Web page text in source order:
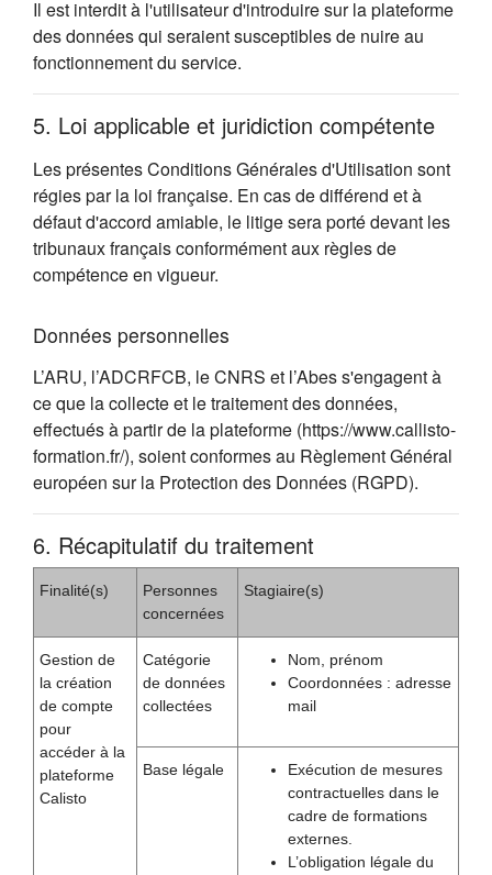
Il est interdit à l'utilisateur d'introduire sur la plateforme
des données qui seraient susceptibles de nuire au
fonctionnement du service.
5. Loi applicable et juridiction compétente
Les présentes Conditions Générales d'Utilisation sont
régies par la loi française. En cas de différend et à
défaut d'accord amiable, le litige sera porté devant les
tribunaux français conformément aux règles de
compétence en vigueur.
Données personnelles
L’ARU, l’ADCRFCB, le CNRS et l’Abes s'engagent à
ce que la collecte et le traitement des données,
effectués à partir de la plateforme (https://www.callisto-
formation.fr/), soient conformes au Règlement Général
européen sur la Protection des Données (RGPD).
6. Récapitulatif du traitement
Finalité(s)
Personnes
concernées
Stagiaire(s)
Gestion de
la création
de compte
pour
accéder à la
plateforme
Calisto
Catégorie
de données
collectées
Nom, prénom
Coordonnées : adresse
mail
Base légale
Exécution de mesures
contractuelles dans le
cadre de formations
externes.
L’obligation légale du